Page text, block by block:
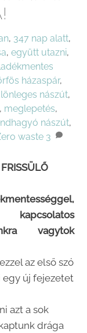
, 347 nap alatt,
, együtt utazni,
házaspár,
nászút,
meglepetés,
nászút,
waste 3
vagytok
az első szó
egy új fejezetet
azt a sok
drága